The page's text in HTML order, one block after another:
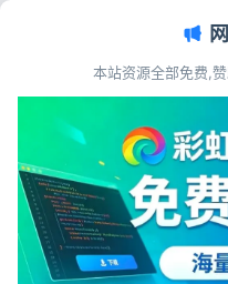
首页>源码资源>聊天通讯>三端
三端互通IM即时通讯
带红包转账朋友圈附
彩虹源码网
2026-07-08 43阅读
本站资源全部免费,